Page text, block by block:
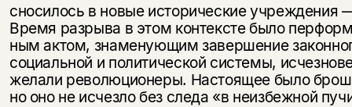
сносилось в новые исторические учреждения
Время разрыва в этом контексте было
ным актом, знаменующим завершение
социальной и политической системы,
желали революцио­неры. Настоящее было
но оно не исчезло без следа «в неизбежной